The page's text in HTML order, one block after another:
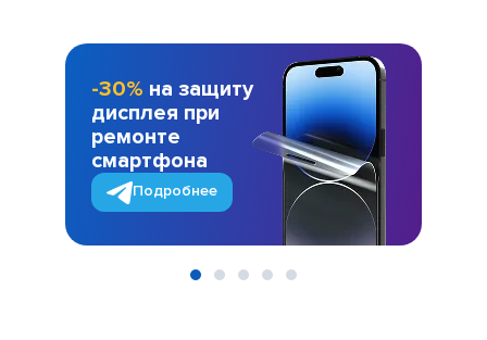
-30% на защиту
дисплея при
ремонте
смартфона
Подробнее